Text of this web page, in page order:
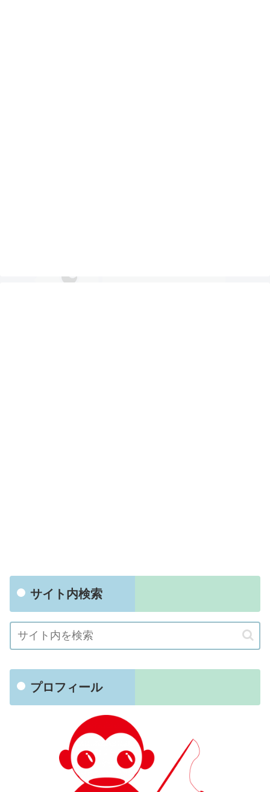
サイト内検索
プロフィール